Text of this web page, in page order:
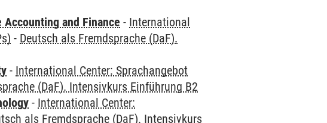
and Finance - International
- Deutsch als Fremdsprache (DaF).
- International Center: Sprachangebot
(DaF). Intensivkurs Einführung B2
- International Center:
als Fremdsprache (DaF). Intensivkurs